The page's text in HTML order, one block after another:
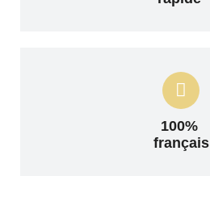
100%
français